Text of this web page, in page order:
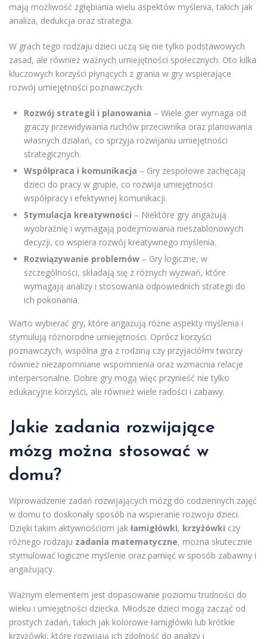
mają możliwość zgłębiania wielu aspektów myślenia, takich jak
analiza, dedukcja oraz strategia.
W grach tego rodzaju dzieci uczą się nie tylko podstawowych
zasad, ale również ważnych umiejętności społecznych. Oto kilka
kluczowych korzyści płynących z grania w gry wspierające
rozwój umiejętności poznawczych:
Rozwój strategii i planowania – Wiele gier wymaga od
graczy przewidywania ruchów przeciwnika oraz planowania
własnych działań, co sprzyja rozwijaniu umiejętności
strategicznych.
Współpraca i komunikacja – Gry zespołowe zachęcają
dzieci do pracy w grupie, co rozwija umiejętności
współpracy i efektywnej komunikacji.
Stymulacja kreatywności – Niektóre gry angażują
wyobraźnię i wymagają podejmowania nieszablonowych
decyzji, co wspiera rozwój kreatywnego myślenia.
Rozwiązywanie problemów – Gry logiczne, w
szczególności, składają się z różnych wyzwań, które
wymagają analizy i stosowania odpowiednich strategii do
ich pokonania.
Warto wybierać gry, które angażują różne aspekty myślenia i
stymulują różnorodne umiejętności. Oprócz korzyści
poznawczych, wspólna gra z rodziną czy przyjaciółmi tworzy
również niezapomniane wspomnienia oraz wzmacnia relacje
interpersonalne. Dobre gry mogą więc przynieść nie tylko
edukacyjne korzyści, ale również wiele radości i zabawy.
Jakie zadania rozwijające
mózg można stosować w
domu?
Wprowadzenie zadań rozwijających mózg do codziennych zajęć
w domu to doskonały sposób na wspieranie rozwoju dzieci.
Dzięki takim aktywnościom jak łamigłówki, krzyżówki czy
różnego rodzaju zadania matematyczne, można skutecznie
stymulować logiczne myślenie oraz pamięć w sposób zabawny i
angażujący.
Ważnym elementem jest dopasowanie poziomu trudności do
wieku i umiejętności dziecka. Młodsze dzieci mogą zacząć od
prostych zadań, takich jak kolorowe łamigłówki lub krótkie
krzyżówki, które rozwijają ich zdolność do analizy i